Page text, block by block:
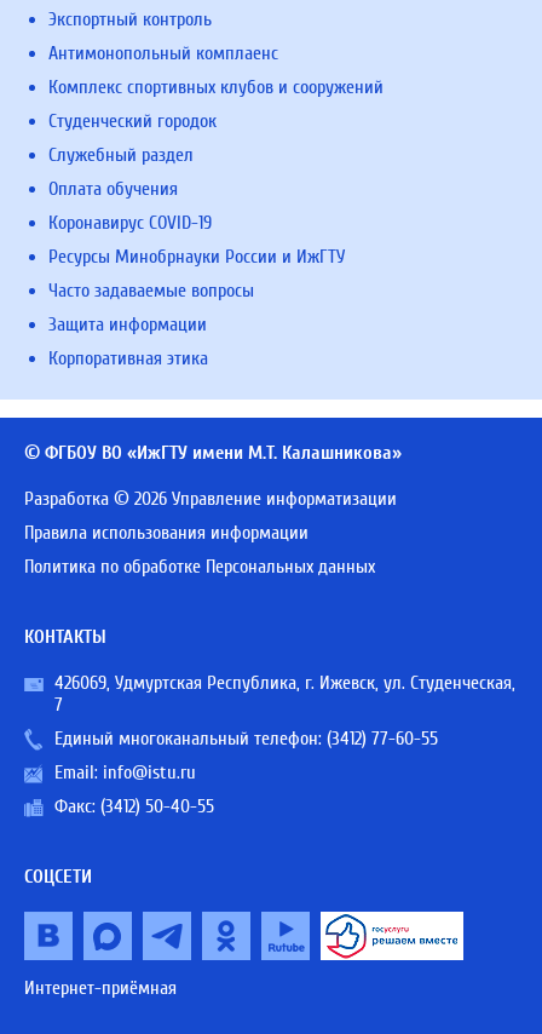
Экспортный контроль
Антимонопольный комплаенс
Комплекс спортивных клубов и сооружений
Студенческий городок
Служебный раздел
Оплата обучения
Коронавирус COVID-19
Ресурсы Минобрнауки России и ИжГТУ
Часто задаваемые вопросы
Защита информации
Корпоративная этика
© ФГБОУ ВО «ИжГТУ имени М.Т. Калашникова»
Разработка © 2026 Управление информатизации
Правила использования информации
Политика по обработке Персональных данных
КОНТАКТЫ
426069, Удмуртская Республика, г. Ижевск, ул. Студенческая,
7
Единый многоканальный телефон: (3412) 77-60-55
Email: info@istu.ru
Факс: (3412) 50-40-55
СОЦСЕТИ
Интернет-приёмная